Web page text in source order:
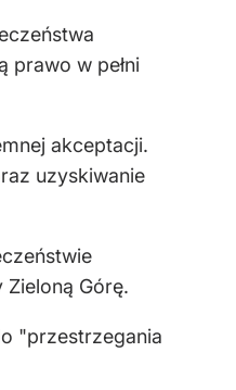
prawo w pełni
akceptacji.
uzyskiwanie
Górę.
"przestrzegania